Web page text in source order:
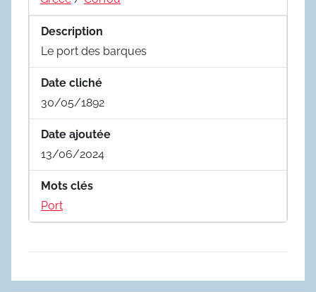
Description
Le port des barques
Date cliché
30/05/1892
Date ajoutée
13/06/2024
Mots clés
Port